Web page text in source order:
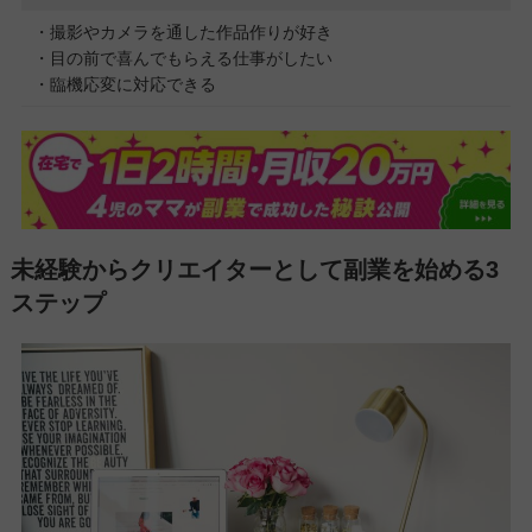
・撮影やカメラを通した作品作りが好き
・目の前で喜んでもらえる仕事がしたい
・臨機応変に対応できる
未経験からクリエイターとして副業を始める3
ステップ